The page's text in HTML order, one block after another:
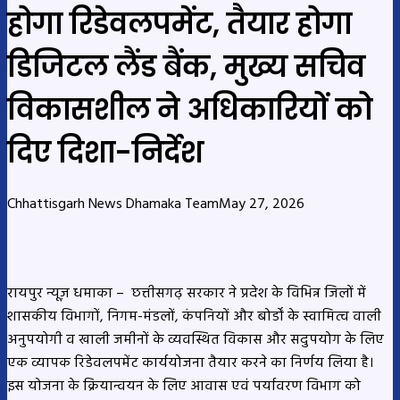
होगा रिडेवलपमेंट, तैयार होगा
डिजिटल लैंड बैंक, मुख्य सचिव
विकासशील ने अधिकारियों को
दिए दिशा-निर्देश
Chhattisgarh News Dhamaka TeamMay 27, 2026
रायपुर न्यूज़ धमाका – छत्तीसगढ़ सरकार ने प्रदेश के विभिन्न जिलों में
शासकीय विभागों, निगम-मंडलों, कंपनियों और बोर्डों के स्वामित्व वाली
अनुपयोगी व खाली जमीनों के व्यवस्थित विकास और सदुपयोग के लिए
एक व्यापक रिडेवलपमेंट कार्ययोजना तैयार करने का निर्णय लिया है।
इस योजना के क्रियान्वयन के लिए आवास एवं पर्यावरण विभाग को